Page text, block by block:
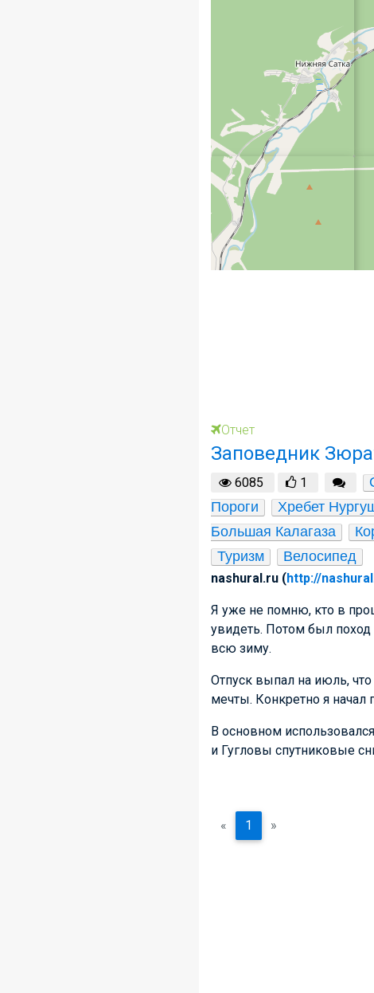
Отчет
Заповедник
6085 1
Пороги
Хребет
Большая Калагаза
Туризм
Велосипед
nashural.ru (http://
Я уже не помню, кто в
увидеть. Потом был поход
всю зиму.
Отпуск выпал на июль,
мечты. Конкретно я начал
В основном
и Гугловы спутниковые
« 1 »